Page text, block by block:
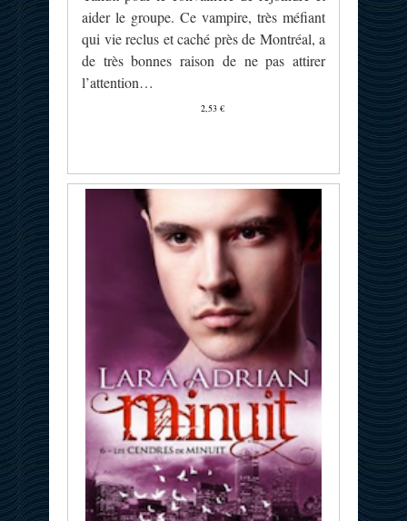
aider le groupe. Ce vampire, très méfiant
qui vie reclus et caché près de Montréal, a
de très bonnes raison de ne pas attirer
l’attention…
2,53 €